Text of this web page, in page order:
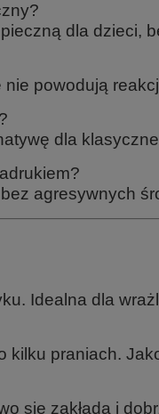
dla dzieci,
powodują
dla
agresywnych
Idealna dla
kilku praniach.
się zakłada i